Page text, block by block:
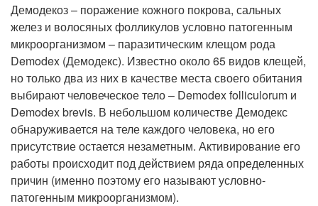
Демодекоз – поражение кожного покрова, сальных
желез и волосяных фолликулов условно патогенным
микроорганизмом – паразитическим клещом рода
Demodex (Демодекс). Известно около 65 видов клещей,
но только два из них в качестве места своего обитания
выбирают человеческое тело – Demodex folliculorum и
Demodex brevis. В небольшом количестве Демодекс
обнаруживается на теле каждого человека, но его
присутствие остается незаметным. Активирование его
работы происходит под действием ряда определенных
причин (именно поэтому его называют условно-
патогенным микроорганизмом).